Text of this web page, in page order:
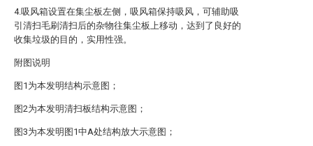
4.吸风箱设置在集尘板左侧，吸风箱保持吸风，可辅助吸
引清扫毛刷清扫后的杂物往集尘板上移动，达到了良好的
收集垃圾的目的，实用性强。
附图说明
图1为本发明结构示意图；
图2为本发明清扫板结构示意图；
图3为本发明图1中A处结构放大示意图；